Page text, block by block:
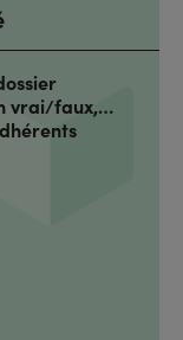
vrai/faux,…